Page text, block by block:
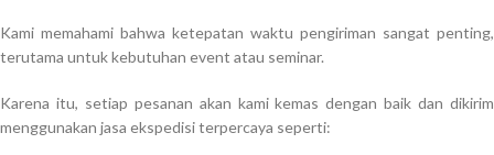
Kami memahami bahwa ketepatan waktu pengiriman sangat penting,
terutama untuk kebutuhan event atau seminar.
Karena itu, setiap pesanan akan kami kemas dengan baik dan dikirim
menggunakan jasa ekspedisi terpercaya seperti: